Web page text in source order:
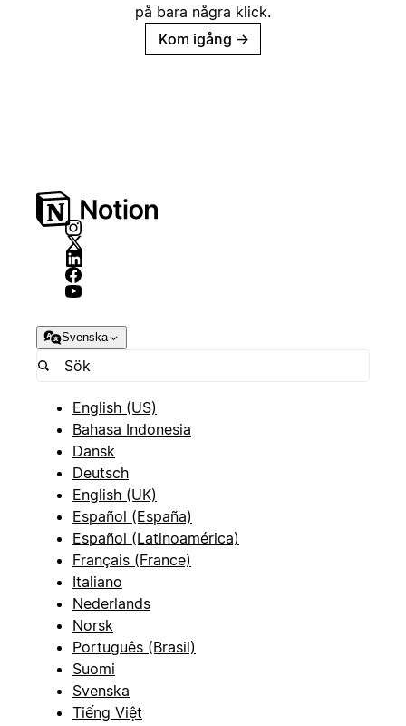
på bara några klick.
Kom igång →
Svenska
English (US)
Bahasa Indonesia
Dansk
Deutsch
English (UK)
Español (España)
Español (Latinoamérica)
Français (France)
Italiano
Nederlands
Norsk
Português (Brasil)
Suomi
Svenska
Tiếng Việt